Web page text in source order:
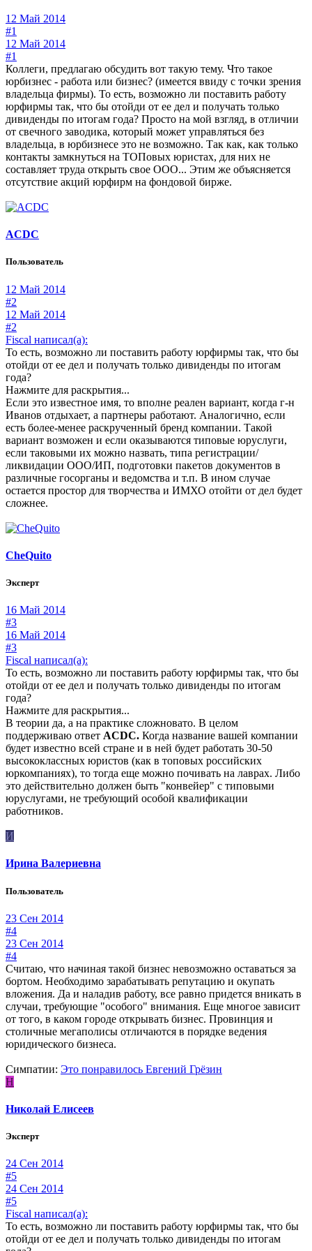
12 Май 2014
#1
12 Май 2014
#1
Коллеги, предлагаю обсудить вот такую тему. Что такое
юрбизнес - работа или бизнес? (имеется ввиду с точки зрения
владельца фирмы). То есть, возможно ли поставить работу
юрфирмы так, что бы отойди от ее дел и получать только
дивиденды по итогам года? Просто на мой взгляд, в отличии
от свечного заводика, который может управляться без
владельца, в юрбизнесе это не возможно. Так как, как только
контакты замкнуться на ТОПовых юристах, для них не
составляет труда открыть свое ООО... Этим же объясняется
отсутствие акций юрфирм на фондовой бирже.
ACDC
Пользователь
12 Май 2014
#2
12 Май 2014
#2
Fiscal написал(а):
То есть, возможно ли поставить работу юрфирмы так, что бы
отойди от ее дел и получать только дивиденды по итогам
года?
Нажмите для раскрытия...
Если это известное имя, то вполне реален вариант, когда г-н
Иванов отдыхает, а партнеры работают. Аналогично, если
есть более-менее раскрученный бренд компании. Такой
вариант возможен и если оказываются типовые юруслуги,
если таковыми их можно назвать, типа регистрации/
ликвидации ООО/ИП, подготовки пакетов документов в
различные госорганы и ведомства и т.п. В ином случае
остается простор для творчества и ИМХО отойти от дел будет
сложнее.
CheQuito
Эксперт
16 Май 2014
#3
16 Май 2014
#3
Fiscal написал(а):
То есть, возможно ли поставить работу юрфирмы так, что бы
отойди от ее дел и получать только дивиденды по итогам
года?
Нажмите для раскрытия...
В теории да, а на практике сложновато. В целом
поддерживаю ответ ACDC. Когда название вашей компании
будет известно всей стране и в ней будет работать 30-50
высококлассных юристов (как в топовых российских
юркомпаниях), то тогда еще можно почивать на лаврах. Либо
это действительно должен быть "конвейер" с типовыми
юруслугами, не требующий особой квалификации
работников.
И
Ирина Валериевна
Пользователь
23 Сен 2014
#4
23 Сен 2014
#4
Считаю, что начиная такой бизнес невозможно оставаться за
бортом. Необходимо зарабатывать репутацию и окупать
вложения. Да и наладив работу, все равно придется вникать в
случаи, требующие "особого" внимания. Еще многое зависит
от того, в каком городе открывать бизнес. Провинция и
столичные мегаполисы отличаются в порядке ведения
юридического бизнеса.
Симпатии: Это понравилось Евгений Грёзин
Н
Николай Елисеев
Эксперт
24 Сен 2014
#5
24 Сен 2014
#5
Fiscal написал(а):
То есть, возможно ли поставить работу юрфирмы так, что бы
отойди от ее дел и получать только дивиденды по итогам